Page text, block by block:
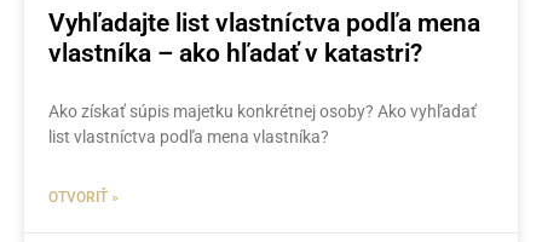
Vyhľadajte list vlastníctva podľa mena
vlastníka – ako hľadať v katastri?
Ako získať súpis majetku konkrétnej osoby? Ako vyhľadať
list vlastníctva podľa mena vlastníka?
OTVORIŤ »